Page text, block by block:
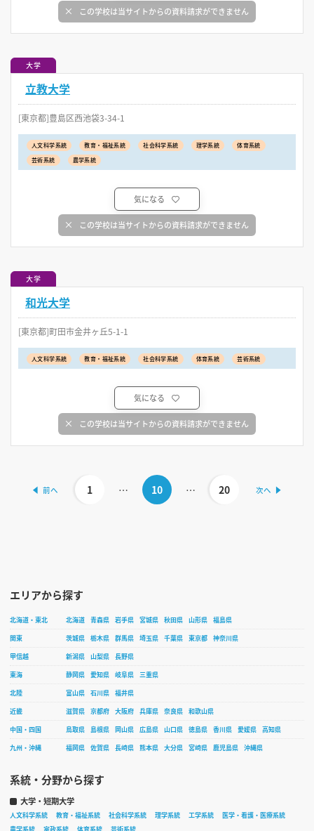
この学校は当サイトからの資料請求ができません
大学
立教大学
[東京都]豊島区西池袋3-34-1
人文科学系統 教育・福祉系統 社会科学系統 理学系統
体育系統
芸術系統
農学系統
気になる
この学校は当サイトからの資料請求ができません
大学
和光大学
[東京都]町田市金井ヶ丘5-1-1
人文科学系統 教育・福祉系統 社会科学系統 体育系統 芸術系統
気になる
この学校は当サイトからの資料請求ができません
1 … 10 … 20
エリアから探す
北海道・東北 北海道 青森県 岩手県 宮城県 秋田県 山形県
福島県
関東
茨城県 栃木県 群馬県 埼玉県 千葉県 東京都
神奈川県
甲信越
新潟県 山梨県
長野県
東海
静岡県 愛知県 岐阜県
三重県
北陸
富山県 石川県
福井県
近畿
滋賀県 京都府 大阪府 兵庫県 奈良県
和歌山県
中国・四国
鳥取県 島根県 岡山県 広島県 山口県 徳島県 香川県 愛媛県
高知県
九州・沖縄
福岡県 佐賀県 長崎県 熊本県 大分県 宮崎県 鹿児島県 沖縄県
系統・分野から探す
大学・短期大学
人文科学系統 教育・福祉系統 社会科学系統 理学系統 工学系統
医学・看護・医療系統